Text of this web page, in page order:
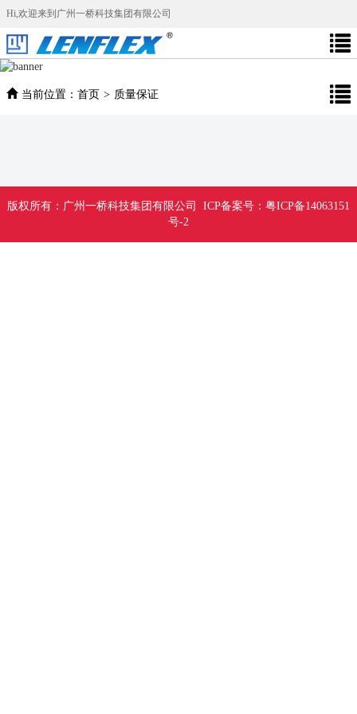
Hi,欢迎来到广州一桥科技集团有限公司
当前位置： 首页 > 质量保证
版权所有： 广州一桥科技集团有限公司 ICP备案号：粤ICP备14063151
号-2